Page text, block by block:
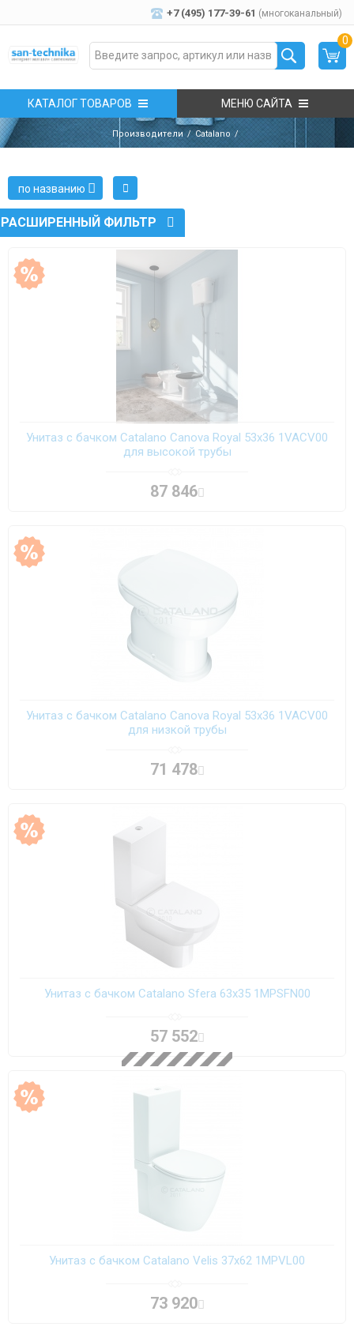
+7 (495) 177-39-61 (многоканальный)
0
КАТАЛОГ ТОВАРОВ МЕНЮ САЙТА
Производители Catalano
РАСШИРЕННЫЙ ФИЛЬТР
по названию
Унитаз с бачком Catalano Canova Royal 53x36 1VACV00
для высокой трубы
87 846
Унитаз с бачком Catalano Canova Royal 53x36 1VACV00
для низкой трубы
71 478
Унитаз с бачком Catalano Sfera 63x35 1MPSFN00
57 552
Унитаз с бачком Catalano Velis 37х62 1MPVL00
73 920